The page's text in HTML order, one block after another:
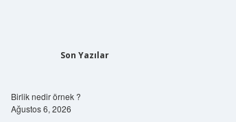
Son Yazılar
Birlik nedir örnek ?
Ağustos 6, 2026